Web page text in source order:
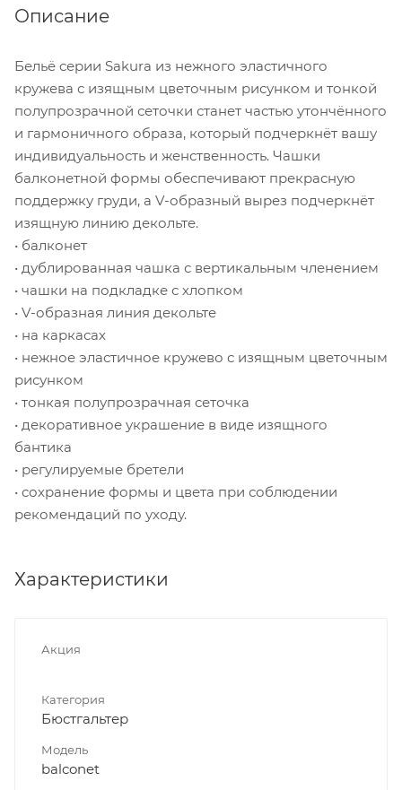
Описание
Бельё серии Sakura из нежного эластичного
кружева с изящным цветочным рисунком и тонкой
полупрозрачной сеточки станет частью утончённого
и гармоничного образа, который подчеркнёт вашу
индивидуальность и женственность. Чашки
балконетной формы обеспечивают прекрасную
поддержку груди, а V-образный вырез подчеркнёт
изящную линию декольте.
• балконет
• дублированная чашка с вертикальным членением
• чашки на подкладке с хлопком
• V-образная линия декольте
• на каркасах
• нежное эластичное кружево с изящным цветочным
рисунком
• тонкая полупрозрачная сеточка
• декоративное украшение в виде изящного
бантика
• регулируемые бретели
• сохранение формы и цвета при соблюдении
рекомендаций по уходу.
Характеристики
Акция
Категория
Бюстгальтер
Модель
balconet